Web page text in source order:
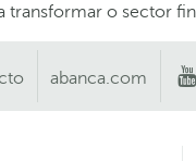
transformar o sector
abanca.com